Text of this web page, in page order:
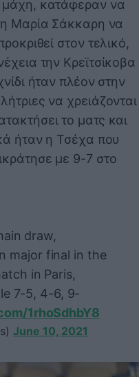
μάχη, κατάφεραν να
Μαρία Σάκκαρη να
στον τελικό,
την Κρεϊτσίκοβα
ήταν πλέον στην
να χρειάζονται
το ματς και
ήταν η Τσέχα που
με 9-7 στο
draw,
major final in the
in Paris,
7-5, 4-6, 9-
1rhoSdhbY8
June 10, 2021